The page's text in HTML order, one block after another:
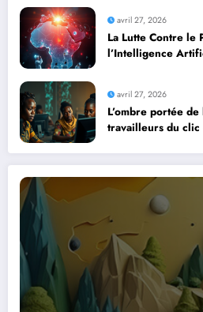
avril 27, 2026
La Lutte Contre le
l’Intelligence
avril 27, 2026
L’ombre portée
travailleurs du